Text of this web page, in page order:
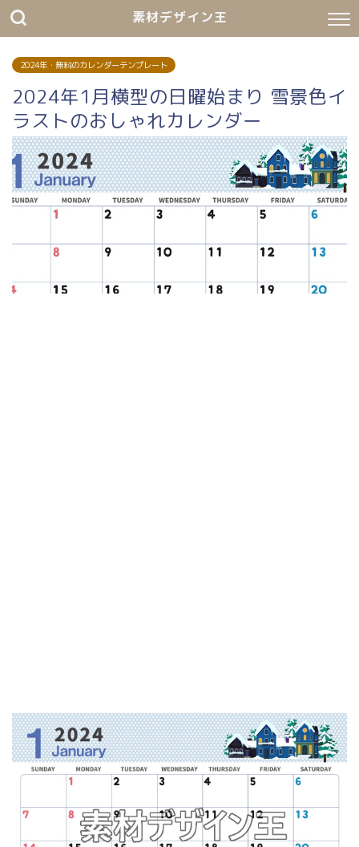
素材デザイン王
2024年・無料のカレンダーテンプレート
2024年1月横型の日曜始まり 雪景色イ
ラストのおしゃれカレンダー